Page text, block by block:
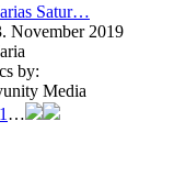
Satur…
November 2019
by:
Media
…